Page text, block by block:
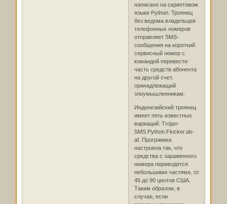
написано на скриптовом
языке Python. Троянец
без ведома владельцев
телефонных номеров
отправляет SMS-
сообщения на короткий
сервисный номер с
командой перевести
часть средств абонента
на другой счет,
принадлежащий
злоумышленникам.
Индонезийский троянец
имеет пять известных
вариаций: Trojan-
SMS.Python.Flocker.ab-
af. Программа
настроена так, что
средства с зараженного
номера переводятся
небольшими частями, от
45 до 90 центов США.
Таким образом, в
случае, если